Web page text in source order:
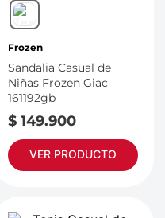
Frozen
Sandalia Casual de
Niñas Frozen Giac
161192gb
$ 149.900
VER PRODUCTO